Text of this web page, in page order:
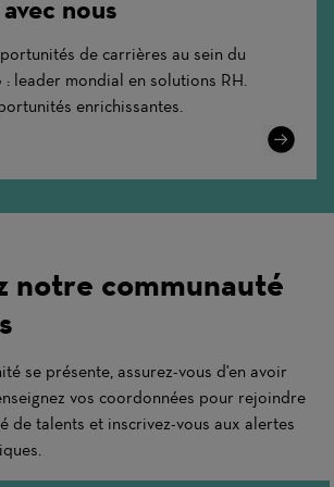
nous
de carrières au sein du
leader mondial en solutions RH.
enrichissantes.
Learn
notre communauté
se présente, assurez-vous d'en avoir
vos coordonnées pour rejoindre
de talents et inscrivez-vous aux alertes